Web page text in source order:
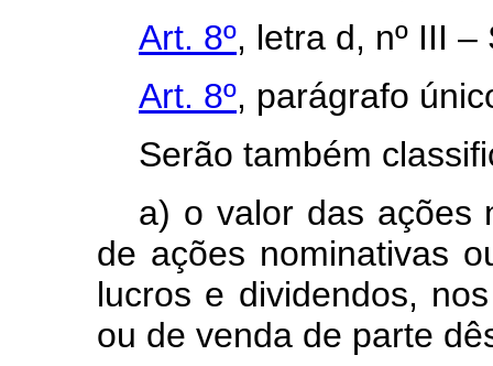
Art. 8º, letra d, nº III –
Art. 8º, parágrafo
Serão também
a) o valor das ações
de ações nominativas
lucros e dividendos,
ou de venda de parte